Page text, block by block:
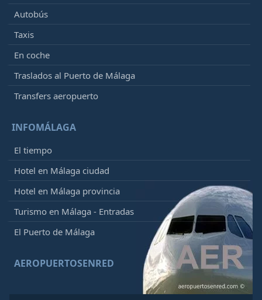
Autobús
Taxis
En coche
Traslados al Puerto de Málaga
Transfers aeropuerto
INFOMÁLAGA
El tiempo
Hotel en Málaga ciudad
Hotel en Málaga provincia
Turismo en Málaga - Entradas
El Puerto de Málaga
AEROPUERTOSENRED